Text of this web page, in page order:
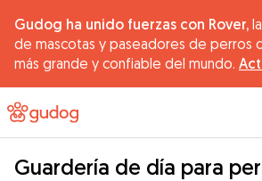
Gudog ha unido fuerzas con Rover,
de mascotas y paseadores de perros
más grande y confiable del mundo.
Guardería de día para